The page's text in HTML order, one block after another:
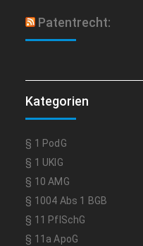
Patentrecht:
Kategorien
§ 1 PodG
§ 1 UKlG
§ 10 AMG
§ 1004 Abs 1 BGB
§ 11 PflSchG
§ 11a ApoG